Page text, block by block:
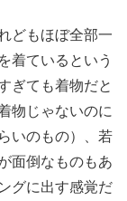
どもほぼ全部一
着ているという
ぎても着物だと
物じゃないのに
いのもの）、若
面倒なものもあ
グに出す感覚だ